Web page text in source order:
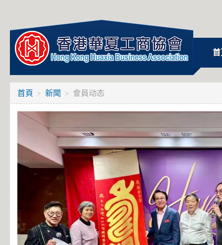
首
首頁 新聞 會員动态